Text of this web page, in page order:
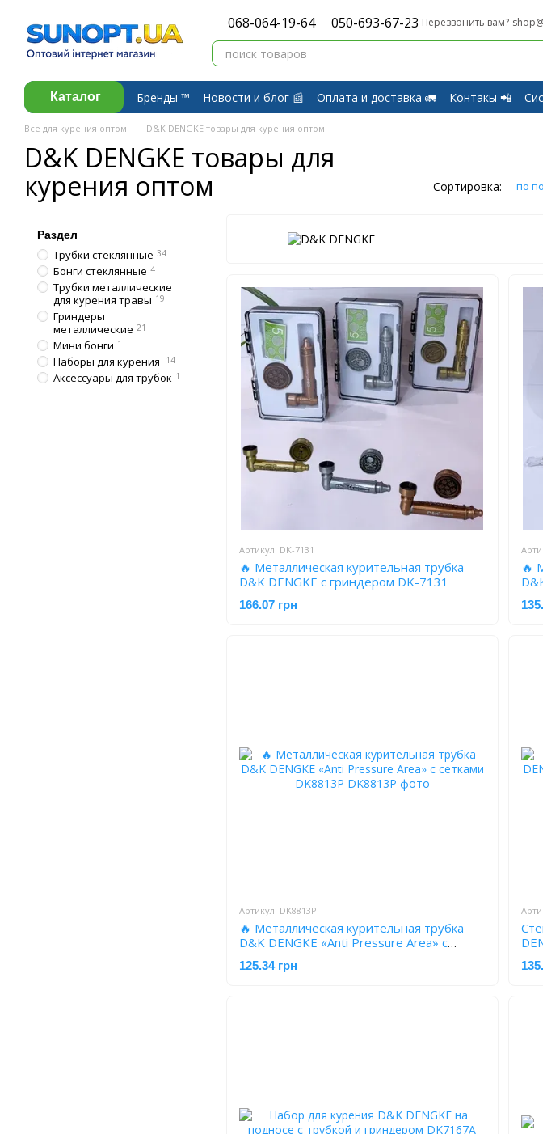
068-064-19-64 050-693-67-23 Перезвонить вам?
Каталог Бренды ™️ Новости и блог 📰 Оплата и доставка 🚛 Контакы 📲
Договор публичной оферты
Обмен и Возврат
Все для курения оптом D&K DENGKE товары для курения оптом
D&K DENGKE товары для
курения оптом
Сортировка: по
Артикул: DK-7131
🔥 Металлическая курительная трубка
D&K DENGKE с гриндером DK-7131
166.07 грн
🔥
Артикул: DK8813P
🔥 Металлическая курительная трубка
D&K DENGKE «Anti Pressure Area» с
сетками DK8813P
125.34 грн
Раздел
Трубки стеклянные 34
Бонги стеклянные 4
Трубки металлические
для курения травы 19
Гриндеры
металлические 21
Мини бонги 1
Наборы для курения 14
Аксессуары для трубок 1